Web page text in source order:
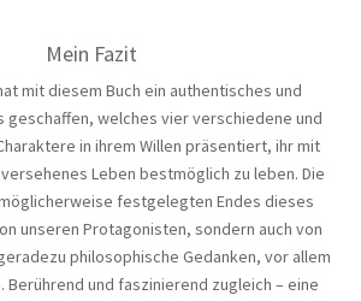
Mein Fazit
mit diesem Buch ein authentisches und
geschaffen, welches vier verschiedene und
in ihrem Willen präsentiert, ihr mit
Leben bestmöglich zu leben. Die
festgelegten Endes dieses
unseren Protagonisten, sondern auch von
philosophische Gedanken, vor allem
Berührend und faszinierend zugleich – eine